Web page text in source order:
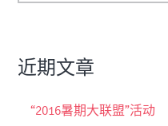
近期文章
“2016暑期大联盟”活动